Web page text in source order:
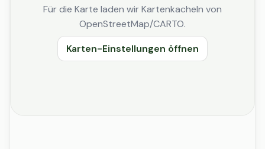
Für die Karte laden wir Kartenkacheln von
OpenStreetMap/CARTO.
Karten-Einstellungen öffnen